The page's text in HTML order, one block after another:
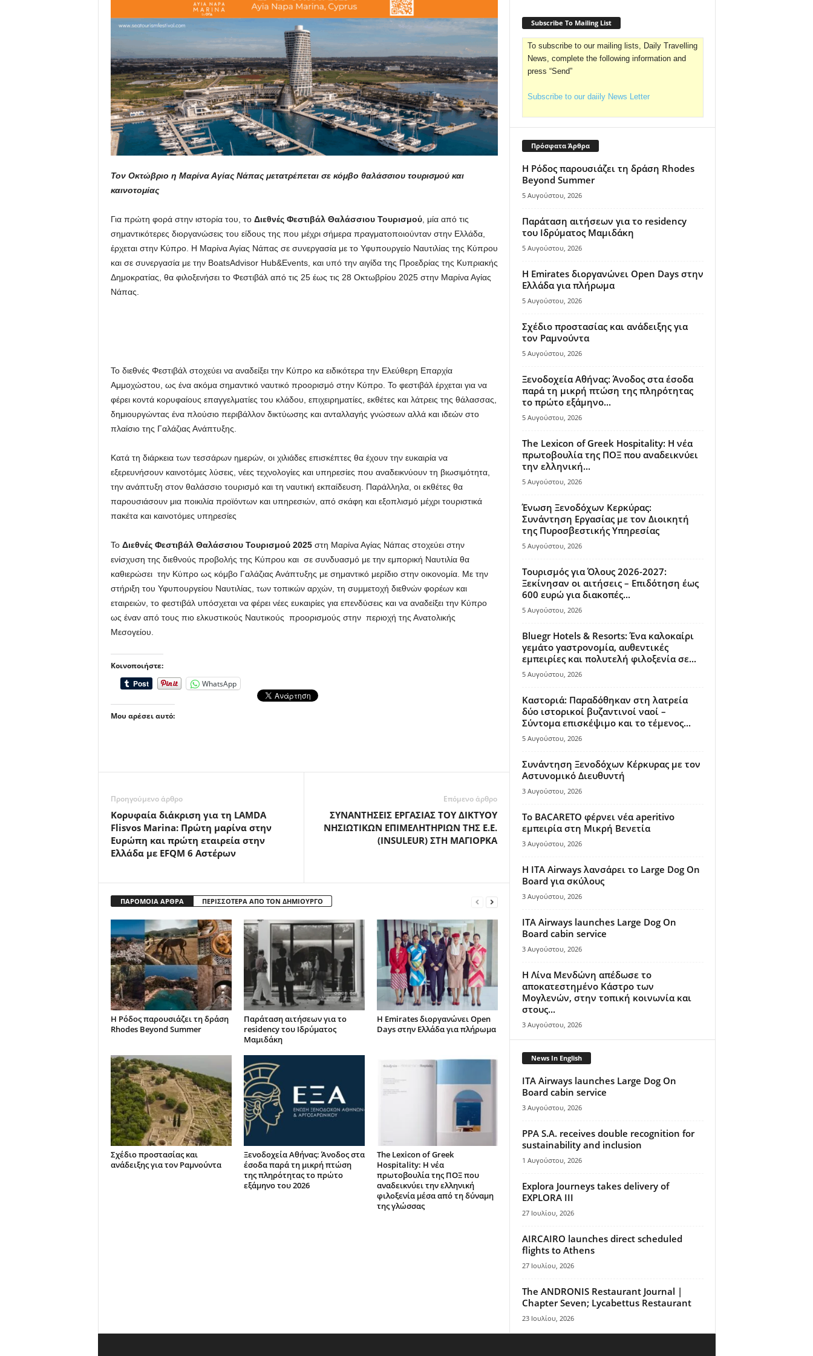
Toν Οκτώβριο η Μαρίνα Αγίας Νάπας μετατρέπεται σε κόμβο θαλάσσιου τουρισμού και
καινοτομίας
Για πρώτη φορά στην ιστορία του, το Διεθνές Φεστιβάλ Θαλάσσιου Τουρισμού, μία από τις
σημαντικότερες διοργανώσεις του είδους της που μέχρι σήμερα πραγματοποιούνταν στην Ελλάδα,
έρχεται στην Κύπρο. Η Μαρίνα Αγίας Νάπας σε συνεργασία με το Υφυπουργείο Ναυτιλίας της Κύπρου
και σε συνεργασία με την BoatsAdvisor Hub&Events, και υπό την αιγίδα της Προεδρίας της Κυπριακής
Δημοκρατίας, θα φιλοξενήσει το Φεστιβάλ από τις 25 έως τις 28 Οκτωβρίου 2025 στην Μαρίνα Αγίας
Νάπας.
Το διεθνές Φεστιβάλ στοχεύει να αναδείξει την Κύπρο κα ειδικότερα την Ελεύθερη Επαρχία
Αμμοχώστου, ως ένα ακόμα σημαντικό ναυτικό προορισμό στην Κύπρο. Το φεστιβάλ έρχεται για να
φέρει κοντά κορυφαίους επαγγελματίες του κλάδου, επιχειρηματίες, εκθέτες και λάτρεις της θάλασσας,
δημιουργώντας ένα πλούσιο περιβάλλον δικτύωσης και ανταλλαγής γνώσεων αλλά και ιδεών στο
πλαίσιο της Γαλάζιας Ανάπτυξης.
Κατά τη διάρκεια των τεσσάρων ημερών, οι χιλιάδες επισκέπτες θα έχουν την ευκαιρία να
εξερευνήσουν καινοτόμες λύσεις, νέες τεχνολογίες και υπηρεσίες που αναδεικνύουν τη βιωσιμότητα,
την ανάπτυξη στον θαλάσσιο τουρισμό και τη ναυτική εκπαίδευση. Παράλληλα, οι εκθέτες θα
παρουσιάσουν μια ποικιλία προϊόντων και υπηρεσιών, από σκάφη και εξοπλισμό μέχρι τουριστικά
πακέτα και καινοτόμες υπηρεσίες
Το Διεθνές Φεστιβάλ Θαλάσσιου Τουρισμού 2025στη Μαρίνα Αγίας Νάπας στοχεύει στην
ενίσχυση της διεθνούς προβολής της Κύπρου και σε συνδυασμό με την εμπορική Ναυτιλία θα
καθιερώσει την Κύπρο ως κόμβο Γαλάζιας Ανάπτυξης με σημαντικό μερίδιο στην οικονομία. Με την
στήριξη του Υφυπουργείου Ναυτιλίας, των τοπικών αρχών, τη συμμετοχή διεθνών φορέων και
εταιρειών, το φεστιβάλ υπόσχεται να φέρει νέες ευκαιρίες για επενδύσεις και να αναδείξει την Κύπρο
ως έναν από τους πιο ελκυστικούς Ναυτικούς προορισμούς στην περιοχή της Ανατολικής
Μεσογείου.
Κοινοποιήστε:
WhatsApp
Μου αρέσει αυτό:
Προηγούμενο άρθρο
Κορυφαία διάκριση για τη LAMDA
Flisvos Marina: Πρώτη μαρίνα στην
Ευρώπη και πρώτη εταιρεία στην
Ελλάδα με EFQM 6 Αστέρων
Επόμενο άρθρο
ΣΥΝΑΝΤΗΣΕΙΣ ΕΡΓΑΣΙΑΣ ΤΟΥ ΔΙΚΤΥΟΥ
ΝΗΣΙΩΤΙΚΩΝ ΕΠΙΜΕΛΗΤΗΡΙΩΝ ΤΗΣ Ε.Ε.
(INSULEUR) ΣΤΗ ΜΑΓΙΟΡΚΑ
ΠΑΡΟΜΟΙΑ ΑΡΘΡΑ ΠΕΡΙΣΣΟΤΕΡΑ ΑΠΟ ΤΟΝ ΔΗΜΙΟΥΡΓΟ
Η Ρόδος παρουσιάζει τη δράση
Rhodes Beyond Summer
Παράταση αιτήσεων για το
residency του Ιδρύματος
Μαμιδάκη
Η Emirates διοργανώνει Open
Days στην Ελλάδα για πλήρωμα
Σχέδιο προστασίας και
ανάδειξης για τον Ραμνούντα
Ξενοδοχεία Αθήνας: Άνοδος στα
έσοδα παρά τη μικρή πτώση
της πληρότητας το πρώτο
εξάμηνο του 2026
The Lexicon of Greek
Hospitality: Η νέα
πρωτοβουλία της ΠΟΞ που
αναδεικνύει την ελληνική
φιλοξενία μέσα από τη δύναμη
της γλώσσας
Subscribe To Mailing List
To subscribe to our mailing lists, Daily Travelling
News, complete the following information and
press “Send”
Subscribe to our daiily News Letter
Πρόσφατα Άρθρα
Η Ρόδος παρουσιάζει τη δράση Rhodes
Beyond Summer
5 Αυγούστου, 2026
Παράταση αιτήσεων για το residency
του Ιδρύματος Μαμιδάκη
5 Αυγούστου, 2026
Η Emirates διοργανώνει Open Days στην
Ελλάδα για πλήρωμα
5 Αυγούστου, 2026
Σχέδιο προστασίας και ανάδειξης για
τον Ραμνούντα
5 Αυγούστου, 2026
Ξενοδοχεία Αθήνας: Άνοδος στα έσοδα
παρά τη μικρή πτώση της πληρότητας
το πρώτο εξάμηνο...
5 Αυγούστου, 2026
The Lexicon of Greek Hospitality: Η νέα
πρωτοβουλία της ΠΟΞ που αναδεικνύει
την ελληνική...
5 Αυγούστου, 2026
Ένωση Ξενοδόχων Κερκύρας:
Συνάντηση Εργασίας με τον Διοικητή
της Πυροσβεστικής Υπηρεσίας
5 Αυγούστου, 2026
Τουρισμός για Όλους 2026-2027:
Ξεκίνησαν οι αιτήσεις – Επιδότηση έως
600 ευρώ για διακοπές...
5 Αυγούστου, 2026
Bluegr Hotels & Resorts: Ένα καλοκαίρι
γεμάτο γαστρονομία, αυθεντικές
εμπειρίες και πολυτελή φιλοξενία σε...
5 Αυγούστου, 2026
Καστοριά: Παραδόθηκαν στη λατρεία
δύο ιστορικοί βυζαντινοί ναοί –
Σύντομα επισκέψιμο και το τέμενος...
5 Αυγούστου, 2026
Συνάντηση Ξενοδόχων Κέρκυρας με τον
Αστυνομικό Διευθυντή
3 Αυγούστου, 2026
Το BACARETO φέρνει νέα aperitivo
εμπειρία στη Μικρή Βενετία
3 Αυγούστου, 2026
Η ITA Airways λανσάρει το Large Dog On
Board για σκύλους
3 Αυγούστου, 2026
ITA Airways launches Large Dog On
Board cabin service
3 Αυγούστου, 2026
Η Λίνα Μενδώνη απέδωσε το
αποκατεστημένο Κάστρο των
Μογλενών, στην τοπική κοινωνία και
στους...
3 Αυγούστου, 2026
News In English
ITA Airways launches Large Dog On
Board cabin service
3 Αυγούστου, 2026
PPA S.A. receives double recognition for
sustainability and inclusion
1 Αυγούστου, 2026
Explora Journeys takes delivery of
EXPLORA III
27 Ιουλίου, 2026
AIRCAIRO launches direct scheduled
flights to Athens
27 Ιουλίου, 2026
The ANDRONIS Restaurant Journal |
Chapter Seven; Lycabettus Restaurant
23 Ιουλίου, 2026